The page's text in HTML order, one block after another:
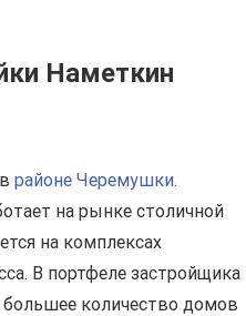
Наметкин
районе Черемушки.
на рынке столичной
на комплексах
В портфеле застройщика
количество домов